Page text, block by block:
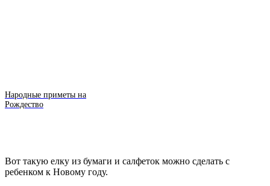
Народные приметы на
Рождество
Вот такую елку из бумаги и салфеток можно сделать с
ребенком к Новому году.